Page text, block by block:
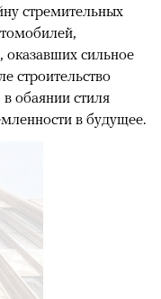
стремительных
оказавших сильное
строительство
обаянии стиля
в будущее.